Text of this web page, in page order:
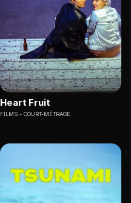
Heart Fruit
FILMS COURT-MÉTRAGE